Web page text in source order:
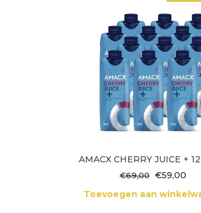
AMACX CHERRY JUICE +
€69,00
prijs
was:
€59,00
is:
Toevoegen aan